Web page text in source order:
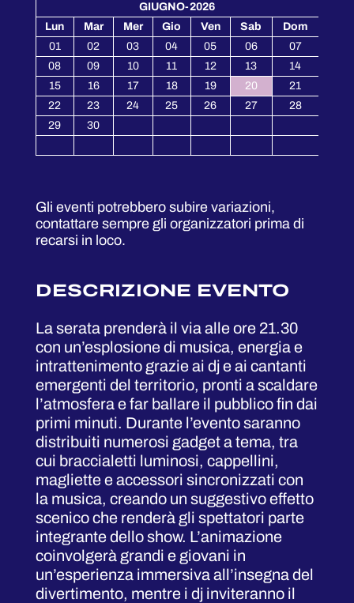
GIUGNO-2026
Lun
Mar Mer Gio Ven Sab
Dom
01
02 03 04 05 06
07
08
09 10 11 12 13
14
15
16 17 18 19 20
21
22
23 24 25 26 27
28
29
30
Gli eventi potrebbero subire variazioni,
contattare sempre gli organizzatori prima di
recarsi in loco.
DESCRIZIONE EVENTO
La serata prenderà il via alle ore 21.30
con un’esplosione di musica, energia e
intrattenimento grazie ai dj e ai cantanti
emergenti del territorio, pronti a scaldare
l’atmosfera e far ballare il pubblico fin dai
primi minuti. Durante l’evento saranno
distribuiti numerosi gadget a tema, tra
cui braccialetti luminosi, cappellini,
magliette e accessori sincronizzati con
la musica, creando un suggestivo effetto
scenico che renderà gli spettatori parte
integrante dello show. L’animazione
coinvolgerà grandi e giovani in
un’esperienza immersiva all’insegna del
divertimento, mentre i dj inviteranno il